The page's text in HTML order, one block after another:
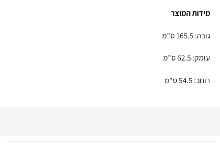
מידות המוצר
גובה: 165.5 ס"מ
עומק: 62.5 ס"מ
רוחב: 54.5 ס"מ